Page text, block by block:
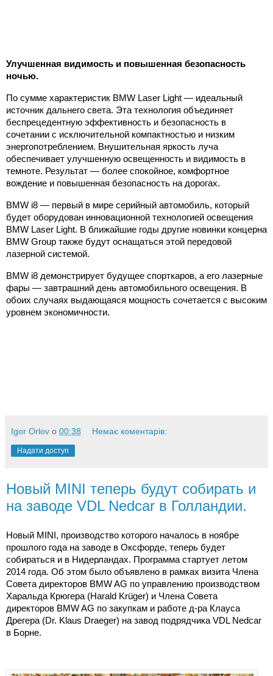
Улучшенная видимость и повышенная безопасность
ночью.
По сумме характеристик BMW Laser Light — идеальный
источник дальнего света. Эта технология объединяет
беспрецедентную эффективность и безопасность в
сочетании с исключительной компактностью и низким
энергопотреблением. Внушительная яркость луча
обеспечивает улучшенную освещенность и видимость в
темноте. Результат — более спокойное, комфортное
вождение и повышенная безопасность на дорогах.
BMW i8 — первый в мире серийный автомобиль, который
будет оборудован инновационной технологией освещения
BMW Laser Light. В ближайшие годы другие новинки концерна
BMW Group также будут оснащаться этой передовой
лазерной системой.
BMW i8 демонстрирует будущее спорткаров, а его лазерные
фары — завтрашний день автомобильного освещения. В
обоих случаях выдающаяся мощность сочетается с высоким
уровнем экономичности.
Igor Orlov о 00:38 Немає коментарів:
Надати доступ
Новый MINI теперь будут собирать и
на заводе VDL Nedcar в Голландии.
Новый MINI, производство которого началось в ноябре
прошлого года на заводе в Оксфорде, теперь будет
собираться и в Нидерландах. Программа стартует летом
2014 года. Об этом было объявлено в рамках визита Члена
Совета директоров BMW AG по управлению производством
Харальда Крюгера (Harald Krüger) и Члена Совета
директоров BMW AG по закупкам и работе д-ра Клауса
Дрегера (Dr. Klaus Draeger) на завод подрядчика VDL Nedcar
в Борне.